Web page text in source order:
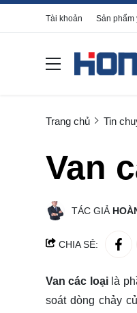
Tài khoản Sản phẩm
Trang chủ Tin
Van
TÁC GIẢ
CHIA SẺ:
Van các loại là
soát dòng chảy